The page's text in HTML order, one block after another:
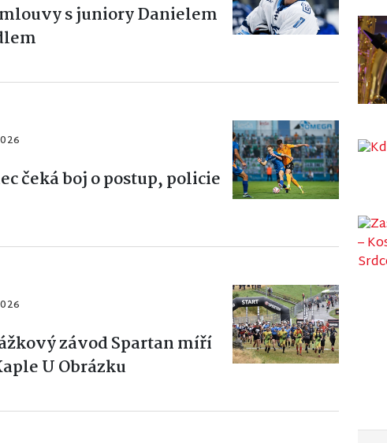
s juniory Danielem
čeká boj o postup, policie
závod Spartan míří
U Obrázku